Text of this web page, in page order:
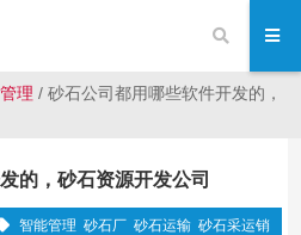
理 /砂石公司都用哪些软件开发的，
的，砂石资源开发公司
智能管理 砂石厂 砂石运输 砂石采运销